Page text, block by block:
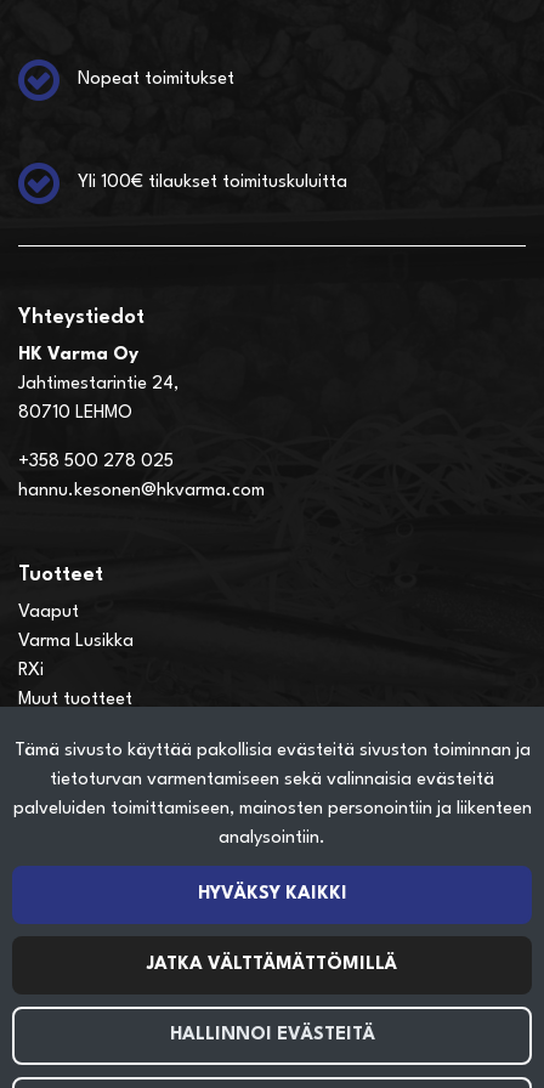
Tämä sivusto käyttää pakollisia evästeitä sivuston toiminnan ja
tietoturvan varmentamiseen sekä valinnaisia evästeitä
palveluiden toimittamiseen, mainosten personointiin ja liikenteen
analysointiin.
HYVÄKSY KAIKKI
JATKA VÄLTTÄMÄTTÖMILLÄ
HALLINNOI EVÄSTEITÄ
Nopeat toimitukset
Yli 100€ tilaukset toimituskuluitta
Yhteystiedot
HK Varma Oy
Jahtimestarintie 24,
80710 LEHMO
+358 500 278 025
hannu.kesonen@hkvarma.com
Tuotteet
Vaaput
Varma Lusikka
RXi
Muut tuotteet
Verkkokauppainfo
Näin teet ostoksia verkkokaupassa
Tietosuojaseloste
Seuraa sosiaalisessa mediassa